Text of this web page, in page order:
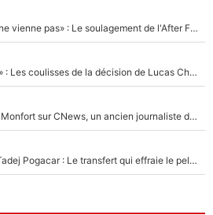
«C’est une bonne chose qu’il ne vienne pas» : Le soulagement de l'After Foot après le transfert avorté de Yan Diomandé au PSG
«Il a décidé de rester au PSG» : Les coulisses de la décision de Lucas Chevalier pour son transfert
Après le dérapage de Nelson Monfort sur CNews, un ancien journaliste de France Télévisions relance la polémique sur les incendies en Gironde
Paul Seixas chez UAE avec Tadej Pogacar : Le transfert qui effraie le peloton, «c’est la pire des choses qui puisse arriver»